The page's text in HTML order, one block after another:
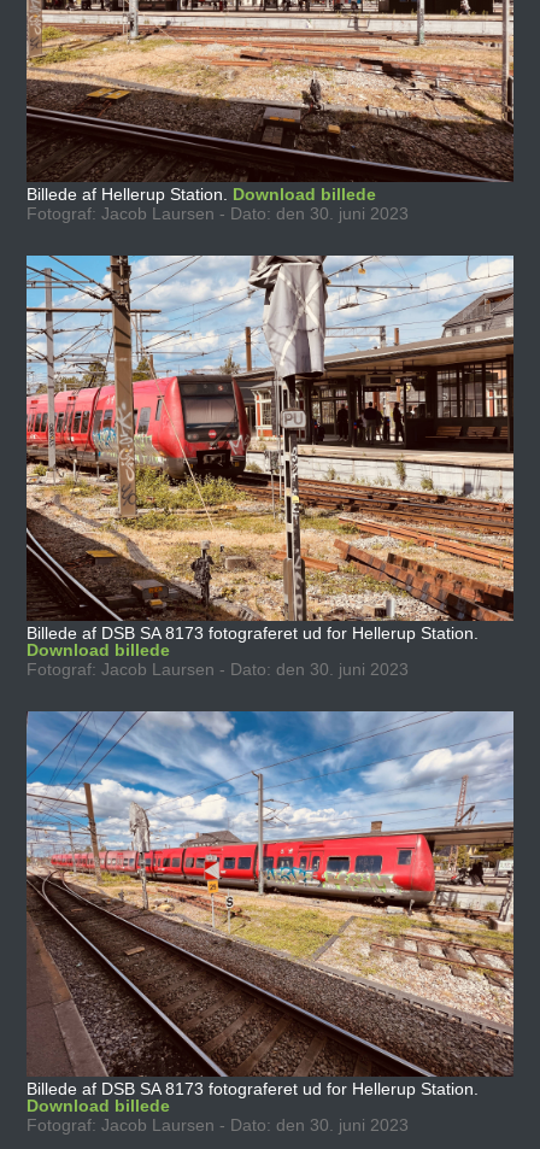
Billede af Hellerup Station. Download billede
Fotograf: Jacob Laursen - Dato: den 30. juni 2023
Billede af DSB SA 8173 fotograferet ud for Hellerup Station.
Download billede
Fotograf: Jacob Laursen - Dato: den 30. juni 2023
Billede af DSB SA 8173 fotograferet ud for Hellerup Station.
Download billede
Fotograf: Jacob Laursen - Dato: den 30. juni 2023